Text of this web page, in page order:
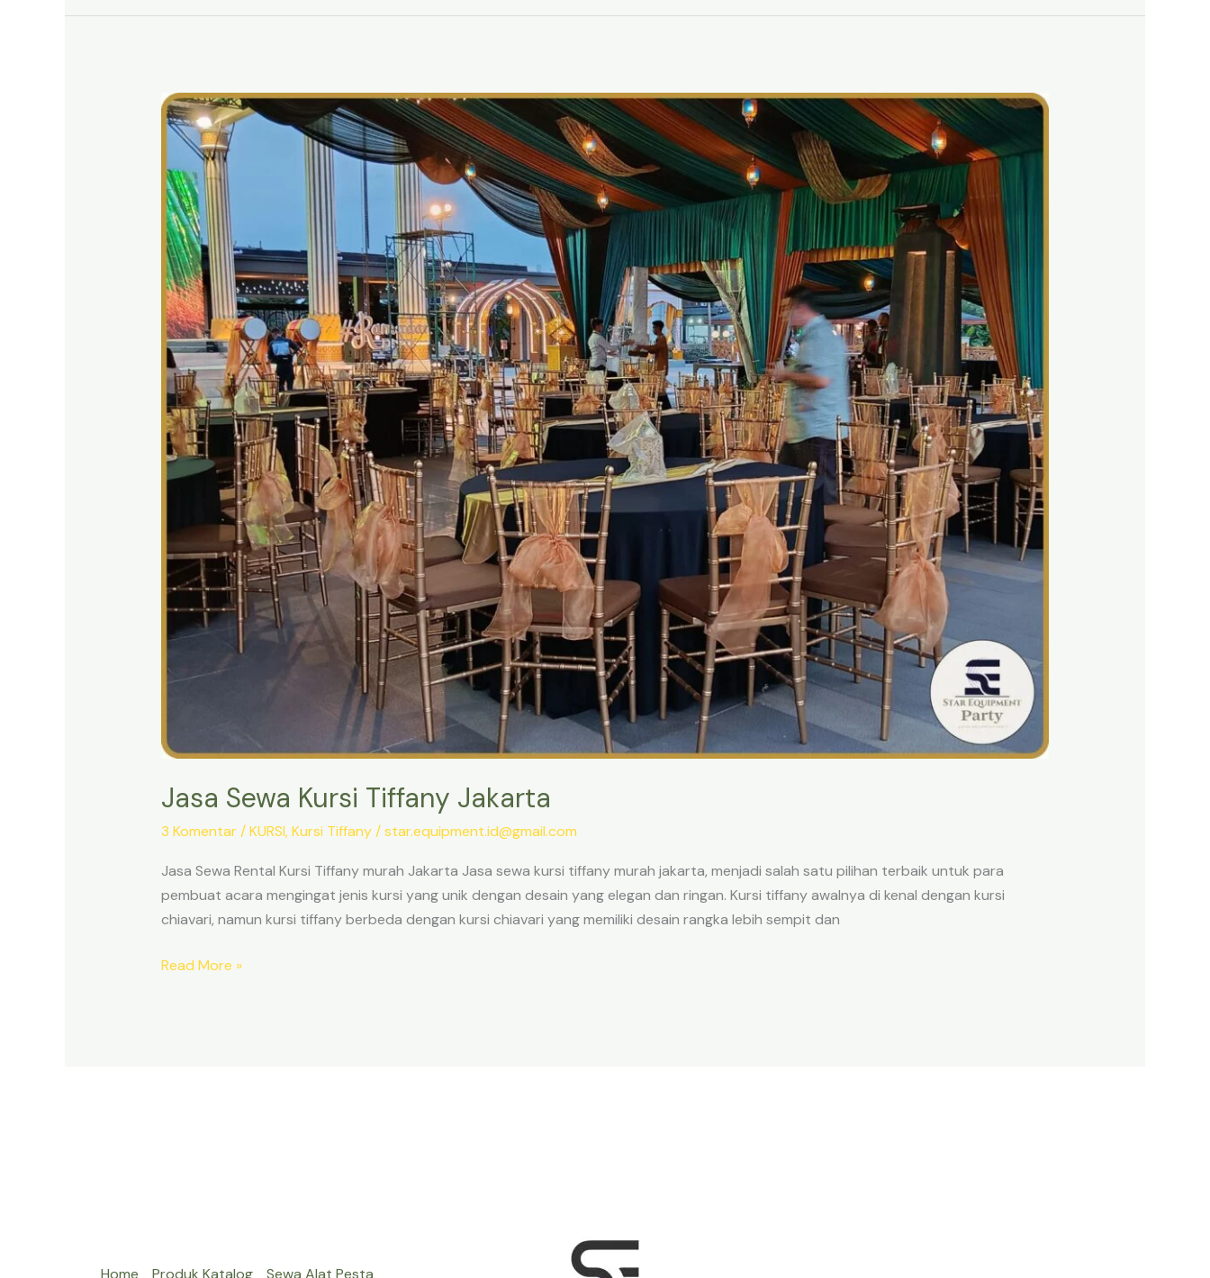
FREE
Jasa Sewa Kursi Tiffany Jakarta
3 Komentar /KURSI,Kursi Tiffany/star.equipment.id@gmail.com
Jasa Sewa Rental Kursi Tiffany murah Jakarta Jasa sewa kursi tiffany murah jakarta, menjadi salah satu pilihan terbaik untuk para
pembuat acara mengingat jenis kursi yang unik dengan desain yang elegan dan ringan. Kursi tiffany awalnya di kenal dengan kursi
chiavari, namun kursi tiffany berbeda dengan kursi chiavari yang memiliki desain rangka lebih sempit dan
Jasa
Read More »
Home Produk Katalog Sewa Alat Pesta